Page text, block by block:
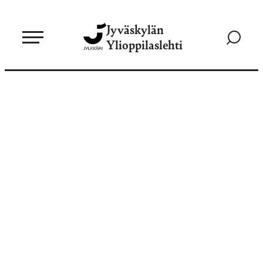
sisältöön
Jyväskylän
Ylioppilaslehti
Siirry